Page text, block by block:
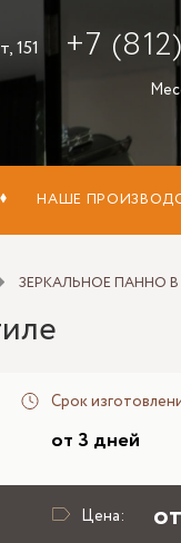
151 +7
НАШЕ
ЗЕРКАЛЬНОЕ ПАННО
Срок
от 3 дней
Цена: